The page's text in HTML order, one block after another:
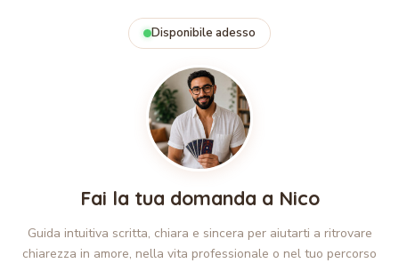
Disponibile adesso
Fai la tua domanda a Nico
Guida intuitiva scritta, chiara e sincera per aiutarti a ritrovare
chiarezza in amore, nella vita professionale o nel tuo percorso